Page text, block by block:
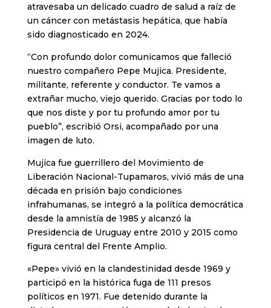
atravesaba un delicado cuadro de salud a raíz de
un cáncer con metástasis hepática, que había
sido diagnosticado en 2024.
“Con profundo dolor comunicamos que falleció
nuestro compañero Pepe Mujica. Presidente,
militante, referente y conductor. Te vamos a
extrañar mucho, viejo querido. Gracias por todo lo
que nos diste y por tu profundo amor por tu
pueblo”, escribió Orsi, acompañado por una
imagen de luto.
Mujica fue guerrillero del Movimiento de
Liberación Nacional-Tupamaros, vivió más de una
década en prisión bajo condiciones
infrahumanas, se integró a la política democrática
desde la amnistía de 1985 y alcanzó la
Presidencia de Uruguay entre 2010 y 2015 como
figura central del Frente Amplio.
«Pepe» vivió en la clandestinidad desde 1969 y
participó en la histórica fuga de 111 presos
políticos en 1971. Fue detenido durante la